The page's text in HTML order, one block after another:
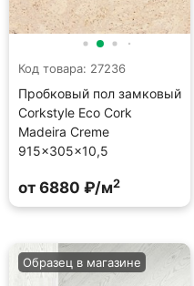
Код товара: 27236
Пробковый пол замковый
Corkstyle Eco Cork
Madeira Creme
915×305×10,5
от 6880 ₽/м2
Образец в магазине